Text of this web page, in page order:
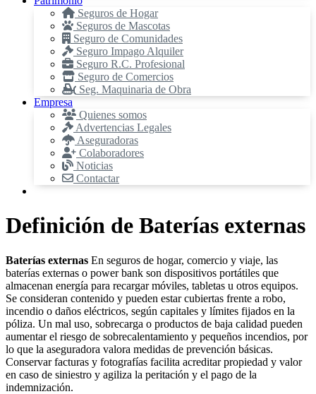
Seguros de Hogar
Seguros de Mascotas
Seguro de Comunidades
Seguro Impago Alquiler
Seguro R.C. Profesional
Seguro de Comercios
Seg. Maquinaria de Obra
Empresa
Quienes somos
Advertencias Legales
Aseguradoras
Colaboradores
Noticias
Contactar
Definición de Baterías externas
Baterías externas En seguros de hogar, comercio y viaje, las
baterías externas o power bank son dispositivos portátiles que
almacenan energía para recargar móviles, tabletas u otros equipos.
Se consideran contenido y pueden estar cubiertas frente a robo,
incendio o daños eléctricos, según capitales y límites fijados en la
póliza. Un mal uso, sobrecarga o productos de baja calidad pueden
aumentar el riesgo de sobrecalentamiento y pequeños incendios, por
lo que la aseguradora valora medidas de prevención básicas.
Conservar facturas y fotografías facilita acreditar propiedad y valor
en caso de siniestro y agiliza la peritación y el pago de la
indemnización.